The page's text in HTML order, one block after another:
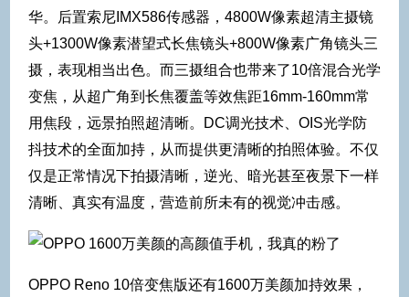
华。后置索尼IMX586传感器，4800W像素超清主摄镜
头+1300W像素潜望式长焦镜头+800W像素广角镜头三
摄，表现相当出色。而三摄组合也带来了10倍混合光学
变焦，从超广角到长焦覆盖等效焦距16mm-160mm常
用焦段，远景拍照超清晰。DC调光技术、OIS光学防
抖技术的全面加持，从而提供更清晰的拍照体验。不仅
仅是正常情况下拍摄清晰，逆光、暗光甚至夜景下一样
清晰、真实有温度，营造前所未有的视觉冲击感。
OPPO Reno 10倍变焦版还有1600万美颜加持效果，